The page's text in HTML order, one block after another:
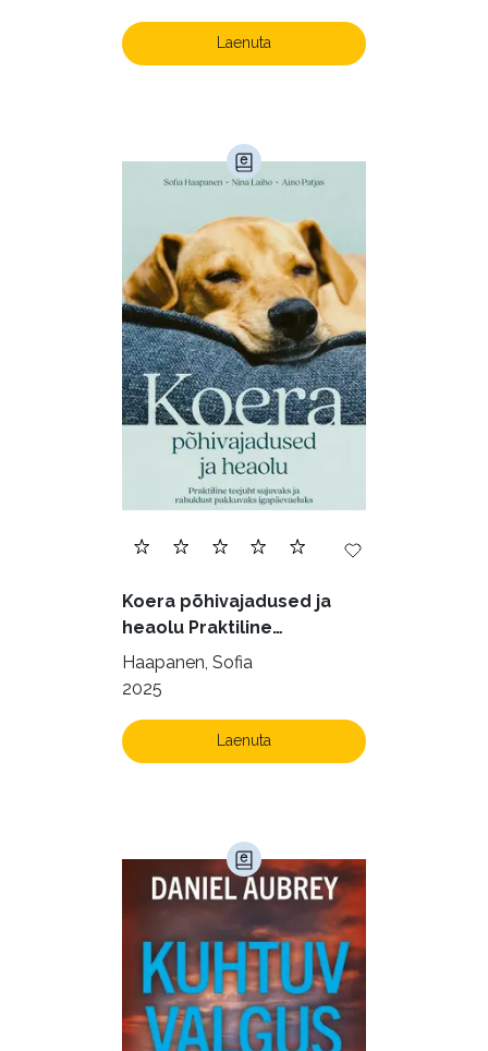
Kunst ja looming (86)
Laste- ja noortekirjandus (582)
Loodusteadus (32)
Maamajandus (24)
Majandus (34)
Perioodika (15)
Psühholoogia (183)
Rahandus (46)
Religioon (107)
Siseturvalisus (34)
Sport (52)
Tehnika (6)
Telekommunikatsioon (9)
Vabakasutus (423)
Õigus (22)
Laenuta
Koera põhivajadused ja
heaolu Praktiline
käsiraamat sujuvaks ja
rahuldust pakkuvaks
Haapanen, Sofia
2025
Laenuta